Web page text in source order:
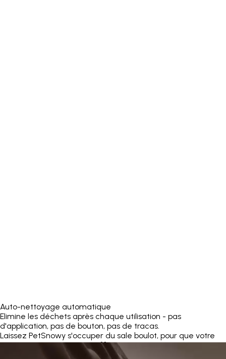
Auto-nettoyage automatique
Elimine les déchets après chaque utilisation - pas
d'application, pas de bouton, pas de tracas.
Laissez PetSnowy s'occuper du sale boulot, pour que votre
maison reste propre sans effort.